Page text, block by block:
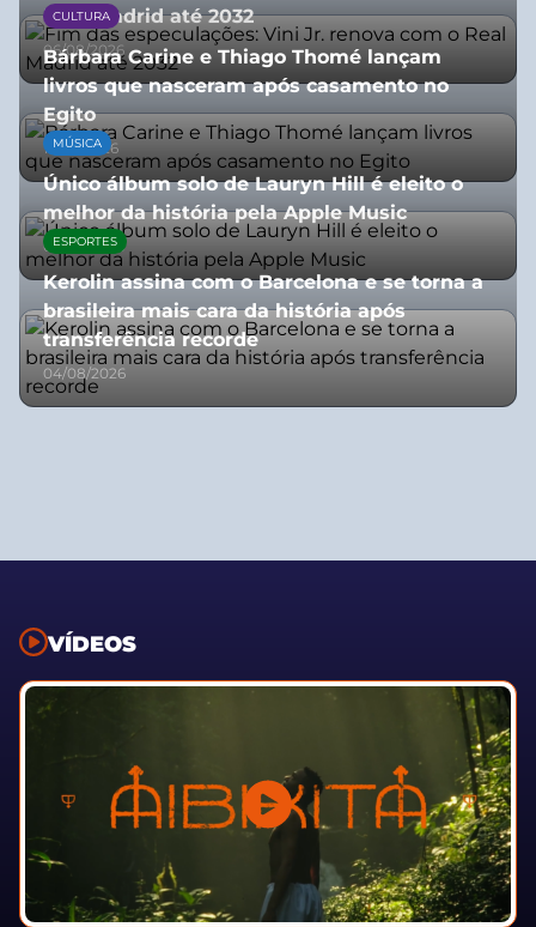
Real Madrid até 2032
06/08/2026
CULTURA
Bárbara Carine e Thiago Thomé lançam
livros que nasceram após casamento no
Egito
10/07/2026
MÚSICA
Único álbum solo de Lauryn Hill é eleito o
melhor da história pela Apple Music
06/08/2026
ESPORTES
Kerolin assina com o Barcelona e se torna a
brasileira mais cara da história após
transferência recorde
04/08/2026
VÍDEOS